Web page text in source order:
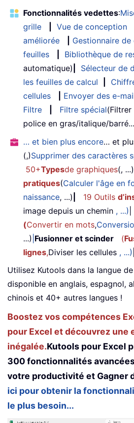
Fonctionnalités vedettes:
grille
Vue de conception
améliorée
Gestionnaire
feuilles
Bibliothèque de
automatique)
Sélecteur de
les feuilles de calcul
cellules
Envoyer des e-
Filtre
Filtre spécial(Filtrer
police en gras/italique/
… et bien plus encore… et
(,)Supprimer des caractères
50+Typesde graphiques(, ...)
pratiques(Calculer l'âge en
naissance, ...) 19 Outils
image depuis un chemin , ...)
(Convertir en mots,
...) Fusionner et scinder (
lignes,Diviser les cellules , ...)
Utilisez Kutools dans la langue
disponible en anglais, espagnol,
chinois et 40+ autres langues !
Boostez vos compétences
pour Excel et découvrez une
inégalée.Kutools pour Excel
300 fonctionnalités
votre productivité et Gagner
ici pour obtenir la
le plus besoin...